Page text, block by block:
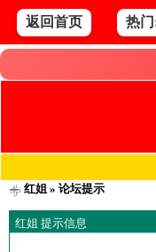
返回首页 热
红姐» 论坛提示
红姐 提示信息